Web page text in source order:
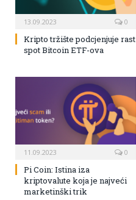
13.09.2023 0
Kripto tržište podcjenjuje rast
spot Bitcoin ETF-ova
11.09.2023 0
Pi Coin: Istina iza
kriptovalute koja je najveći
marketinški trik